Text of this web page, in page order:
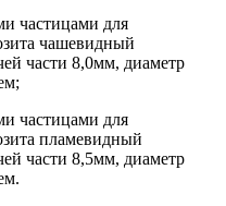
частицами для
чашевидный
части 8,0мм, диаметр
частицами для
пламевидный
части 8,5мм, диаметр